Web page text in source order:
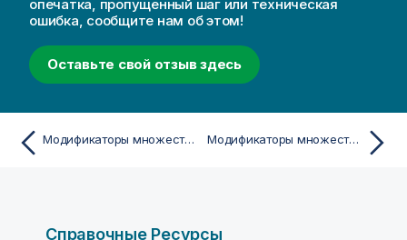
опечатка, пропущенный шаг или техническая
ошибка, сообщите нам об этом!
Оставьте свой отзыв здесь
Модификаторы множества, использующие назначения с операторами множества implicit Модификаторы множества с расширениями со знаком доллара
Справочные Ресурсы